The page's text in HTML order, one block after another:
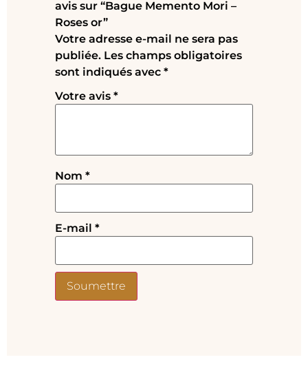
avis sur “Bague Memento Mori –
Roses or”
Votre adresse e-mail ne sera pas
publiée. Les champs obligatoires
sont indiqués avec *
Votre avis *
Nom *
E-mail *